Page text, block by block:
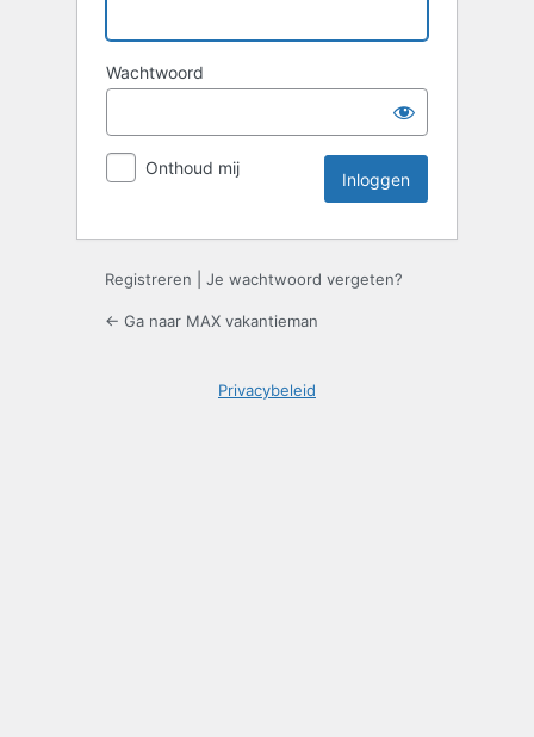
Wachtwoord
Onthoud mij
Registreren Je wachtwoord vergeten?
← Ga naar MAX vakantieman
Privacybeleid